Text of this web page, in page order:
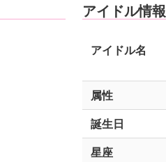
アイドル情報
アイドル名
属性
誕生日
星座